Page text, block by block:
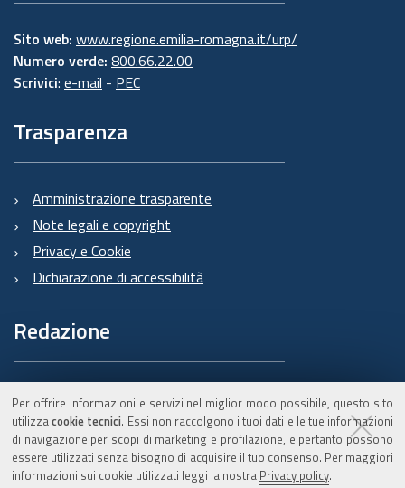
Per offrire informazioni e servizi nel miglior modo possibile, questo sito
utilizzacookie tecnici. Essi non raccolgono i tuoi dati e le tue informazioni
di navigazione per scopi di marketing e profilazione, e pertanto possono
essere utilizzati senza bisogno di acquisire il tuo consenso. Per maggiori
informazioni sui cookie utilizzati leggi la nostra Privacy policy.
Sito web: www.regione.emilia-romagna.it/urp/
Numero verde: 800.66.22.00
Scrivici: e-mail - PEC
Trasparenza
Amministrazione trasparente
Note legali e copyright
Privacy e Cookie
Dichiarazione di accessibilità
Redazione
Informazioni sul Burert
e contatti